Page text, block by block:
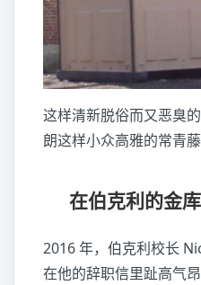
这样清新脱俗而又恶臭
朗这样小众高雅的常青藤
在伯克利的金
2016 年，伯克利校长
在他的辞职信里趾高气昂